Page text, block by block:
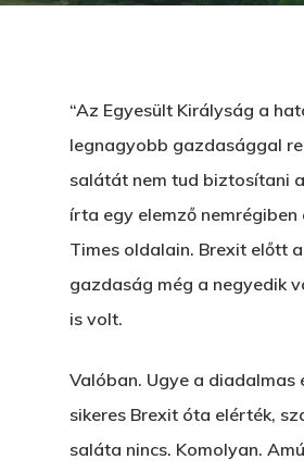
“Az Egyesült Királyság a
legnagyobb gazdasággal
salátát nem tud biztosítani
írta egy elemző nemrégiben
Times oldalain. Brexit előtt
gazdaság még a negyedik
is volt.
Valóban. Ugye a diadalmas
sikeres Brexit óta elérték,
saláta nincs. Komolyan.